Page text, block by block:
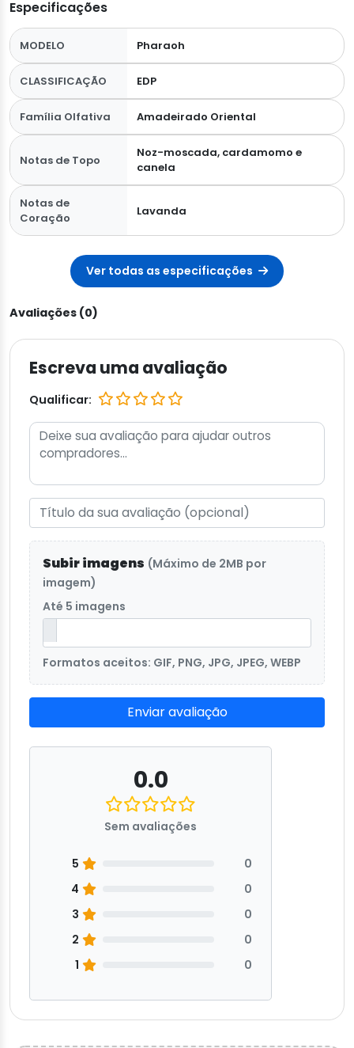
Especificações
MODELO Pharaoh
CLASSIFICAÇÃO EDP
Família Olfativa Amadeirado Oriental
Notas de Topo
Noz-moscada, cardamomo e
canela
Notas de
Coração
Lavanda
Ver todas as especificações
Avaliações (0)
Escreva uma avaliação
Qualificar:
Subir imagens (Máximo de 2MB por
imagem)
Até 5 imagens
Formatos aceitos: GIF, PNG, JPG, JPEG, WEBP
Enviar avaliação
0.0
Sem avaliações
5
0
4
0
3
0
2
0
1
0